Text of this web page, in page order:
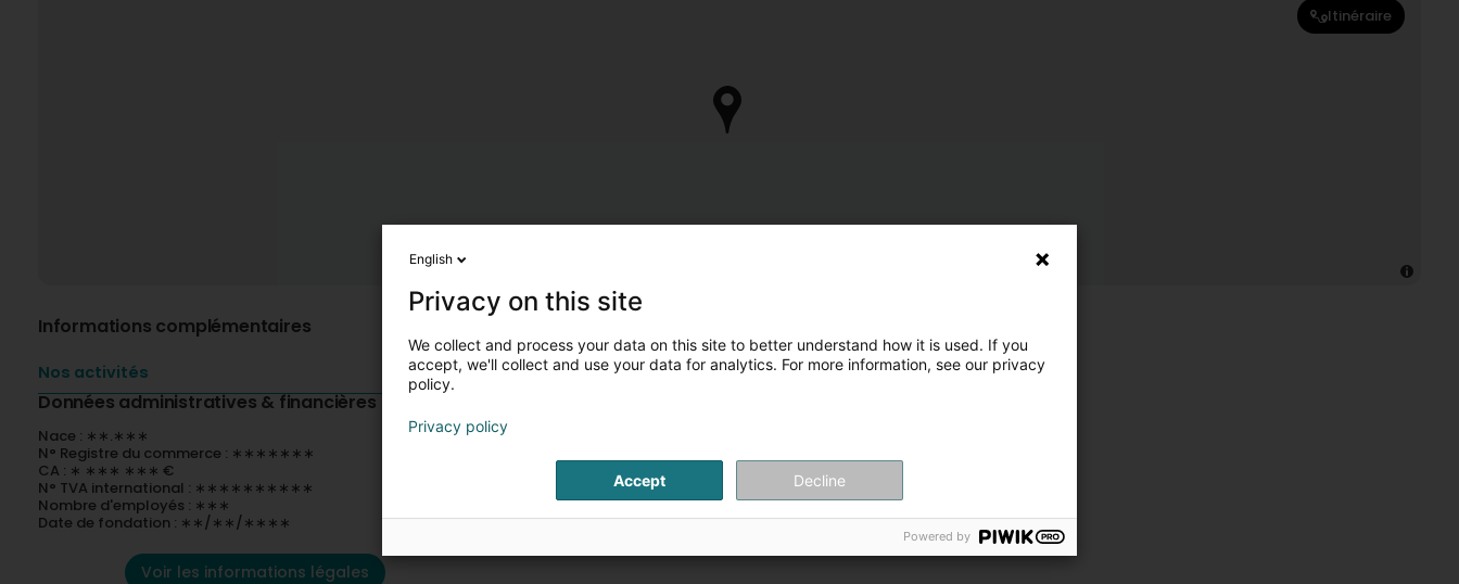
Itinéraire
Informations complémentaires
Nos activités
Données administratives & financières
Nace : ∗∗.∗∗∗
N° Registre du commerce : ∗∗∗∗∗∗∗
CA : ∗ ∗∗∗ ∗∗∗ €
N° TVA international : ∗∗∗∗∗∗∗∗∗∗
Nombre d'employés : ∗∗∗
Date de fondation : ∗∗/∗∗/∗∗∗∗
Voir les informations légales
English
Privacy on this site
We collect and process your data on this site to better understand how it is used. If you
accept, we'll collect and use your data for analytics. For more information, see our privacy
policy.
Privacy policy
Accept Decline
Powered by